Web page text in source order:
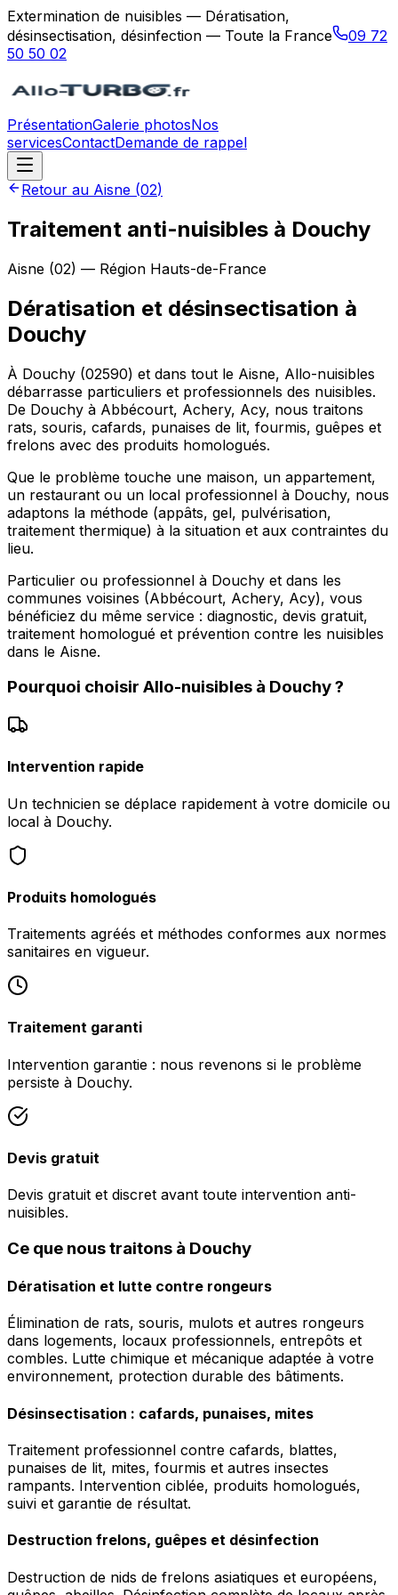
Extermination de nuisibles — Dératisation,
désinsectisation, désinfection — Toute la France
09 72
50 50 02
PrésentationGalerie photosNos
servicesContactDemande de rappel
Retour au Aisne (02)
Traitement anti-nuisibles à Douchy
Aisne (02) — Région Hauts-de-France
Dératisation et désinsectisation à
Douchy
À Douchy (02590) et dans tout le Aisne, Allo-nuisibles
débarrasse particuliers et professionnels des nuisibles.
De Douchy à Abbécourt, Achery, Acy, nous traitons
rats, souris, cafards, punaises de lit, fourmis, guêpes et
frelons avec des produits homologués.
Que le problème touche une maison, un appartement,
un restaurant ou un local professionnel à Douchy, nous
adaptons la méthode (appâts, gel, pulvérisation,
traitement thermique) à la situation et aux contraintes du
lieu.
Particulier ou professionnel à Douchy et dans les
communes voisines (Abbécourt, Achery, Acy), vous
bénéficiez du même service : diagnostic, devis gratuit,
traitement homologué et prévention contre les nuisibles
dans le Aisne.
Pourquoi choisir Allo-nuisibles à Douchy?
Intervention rapide
Un technicien se déplace rapidement à votre domicile ou
local à Douchy.
Produits homologués
Traitements agréés et méthodes conformes aux normes
sanitaires en vigueur.
Traitement garanti
Intervention garantie : nous revenons si le problème
persiste à Douchy.
Devis gratuit
Devis gratuit et discret avant toute intervention anti-
nuisibles.
Ce que nous traitons à Douchy
Dératisation et lutte contre rongeurs
Élimination de rats, souris, mulots et autres rongeurs
dans logements, locaux professionnels, entrepôts et
combles. Lutte chimique et mécanique adaptée à votre
environnement, protection durable des bâtiments.
Désinsectisation : cafards, punaises, mites
Traitement professionnel contre cafards, blattes,
punaises de lit, mites, fourmis et autres insectes
rampants. Intervention ciblée, produits homologués,
suivi et garantie de résultat.
Destruction frelons, guêpes et désinfection
Destruction de nids de frelons asiatiques et européens,